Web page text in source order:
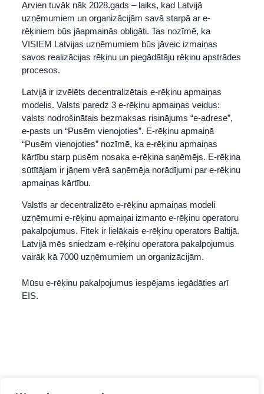
Arvien tuvāk nāk 2028.gads – laiks, kad Latvijā
uzņēmumiem un organizācijām savā starpā ar e-
rēķiniem būs jāapmainās obligāti. Tas nozīmē, ka
VISIEM Latvijas uzņēmumiem būs jāveic izmaiņas
savos realizācijas rēķinu un piegādātāju rēķinu apstrādes
procesos.
Latvijā ir izvēlēts decentralizētais e-rēķinu apmaiņas
modelis. Valsts paredz 3 e-rēķinu apmaiņas veidus:
valsts nodrošinātais bezmaksas risinājums “e-adrese”,
e-pasts un “Pusēm vienojoties”. E-rēķinu apmaiņā
“Pusēm vienojoties” nozīmē, ka e-rēķinu apmaiņas
kārtību starp pusēm nosaka e-rēķina saņēmējs. E-rēķina
sūtītājam ir jāņem vērā saņēmēja norādījumi par e-rēķinu
apmaiņas kārtību.
Valstīs ar decentralizēto e-rēķinu apmaiņas modeli
uzņēmumi e-rēķinu apmaiņai izmanto e-rēķinu operatoru
pakalpojumus. Fitek ir lielākais e-rēķinu operators Baltijā.
Latvijā mēs sniedzam e-rēķinu operatora pakalpojumus
vairāk kā 7000 uzņēmumiem un organizācijām.
Mūsu e-rēķinu pakalpojumus iespējams iegādāties arī
EIS.